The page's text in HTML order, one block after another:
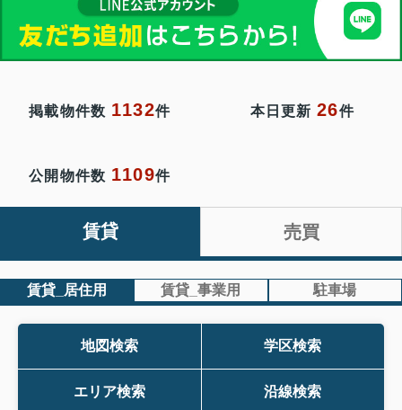
掲載物件数 1132件 本日更新26件
公開物件数 1109件
賃貸 売買
賃貸_居住用 賃貸_事業用 駐車場
地図検索 学区検索
エリア検索 沿線検索